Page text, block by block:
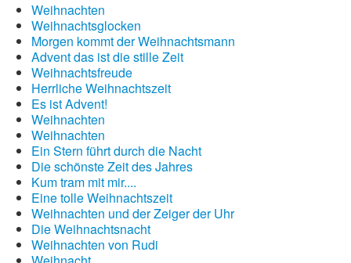
Weihnachten
Weihnachtsglocken
Morgen kommt der Weihnachtsmann
Advent das ist die stille Zeit
Weihnachtsfreude
Herrliche Weihnachtszeit
Es ist Advent!
Weihnachten
Weihnachten
Ein Stern führt durch die Nacht
Die schönste Zeit des Jahres
Kum tram mit mir....
Eine tolle Weihnachtszeit
Weihnachten und der Zeiger der Uhr
Die Weihnachtsnacht
Weihnachten von Rudi